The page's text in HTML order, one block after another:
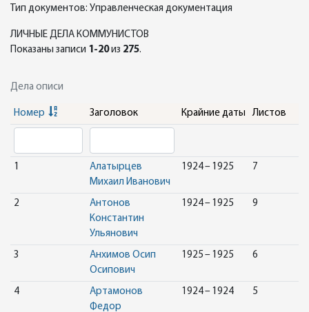
Тип документов: Управленческая документация
ЛИЧНЫЕ ДЕЛА КОММУНИСТОВ
Показаны записи 1-20из 275.
Дела описи
Номер Заголовок Крайние даты Листов
1
Алатырцев
Михаил Иванович
1924 – 1925 7
2
Антонов
Константин
Ульянович
1924 – 1925 9
3
Анхимов Осип
Осипович
1925 – 1925 6
4
Артамонов
Федор
1924 – 1924 5